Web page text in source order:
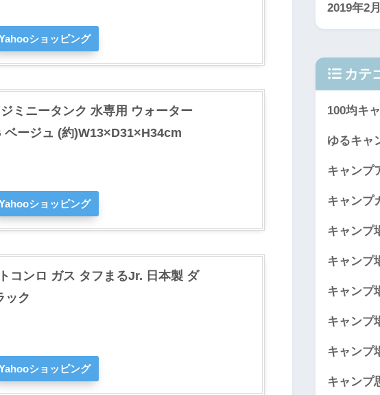
ショッピング
ミニータンク 水専用 ウォーター
ージュ (約)W13×D31×H34cm
ショッピング
コンロ ガス タフまるJr. 日本製 ダ
ック
ショッピング
2019年2月
カテ
100均キ
ゆるキャ
キャンプ
キャンプ
キャンプ
キャン
キャン
キャン
キャン
キャンプ